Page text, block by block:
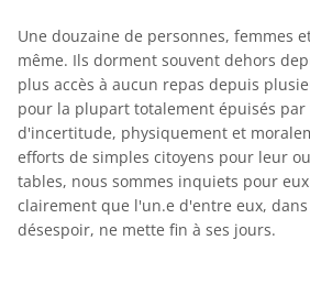
Une douzaine de personnes, femmes
même. Ils dorment souvent dehors
plus accès à aucun repas depuis
pour la plupart totalement épuisés
d'incertitude, physiquement et
efforts de simples citoyens pour leur
tables, nous sommes inquiets pour
clairement que l'un.e d'entre eux,
désespoir, ne mette fin à ses jours.